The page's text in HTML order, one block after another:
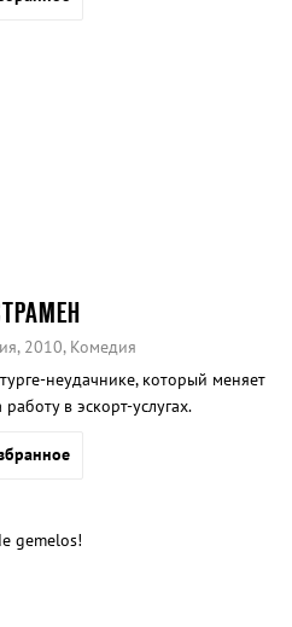
2010, Комедия
неудачнике, который меняет
в эскорт-услугах.